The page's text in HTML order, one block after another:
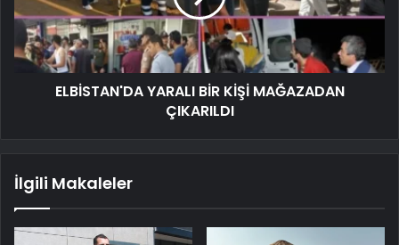
ELBİSTAN'DA YARALI BİR KİŞİ MAĞAZADAN
ÇIKARILDI
İlgili Makaleler